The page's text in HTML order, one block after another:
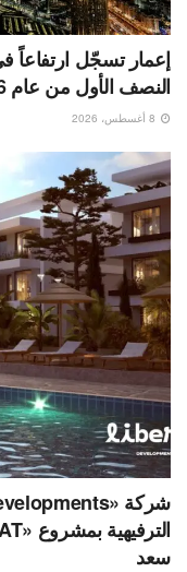
النصف الأول من عام 2026
سعد